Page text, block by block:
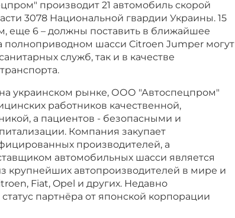
производит 21 автомобиль скорой
3078 Национальной гвардии Украины. 15
еще 6 – должны поставить в ближайшее
полноприводном шасси Citroen Jumper могут
служб, так и в качестве
украинском рынке, ООО "Автоспецпром"
работников качественной,
а пациентов - безопасными и
Компания закупает
производителей, а
автомобильных шасси является
крупнейших автопроизводителей в мире и
Fiat, Opel и других. Недавно
партнёра от японской корпорации